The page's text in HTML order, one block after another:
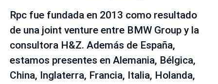
Rpc fue fundada en 2013 como resultado
de una joint venture entre BMW Group y la
consultora H&Z. Además de España,
estamos presentes en Alemania, Bélgica,
China, Inglaterra, Francia, Italia, Holanda,